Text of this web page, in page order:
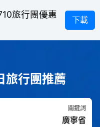
旅行團優惠
下載
旅行團推薦
關鍵詞